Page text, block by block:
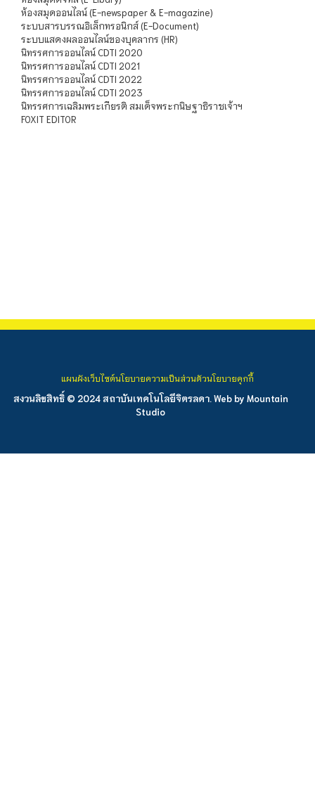
ห้องสมุดออนไลน์ (E-newspaper & E-magazine)
ระบบสารบรรณอิเล็กทรอนิกส์ (E-Document)
ระบบแสดงผลออนไลน์ของบุคลากร (HR)
นิทรรศการออนไลน์ CDTI 2020
นิทรรศการออนไลน์ CDTI 2021
นิทรรศการออนไลน์ CDTI 2022
นิทรรศการออนไลน์ CDTI 2023
นิทรรศการเฉลิมพระเกียรติ สมเด็จพระกนิษฐาธิราชเจ้าฯ
FOXIT EDITOR
สงวนลิขสิทธิ์ © 2024 สถาบันเทคโนโลยีจิตรลดา. Web by Mountain
Studio
แผนผังเว็บไซต์นโยบายความเป็นส่วนตัวนโยบายคุกกี้